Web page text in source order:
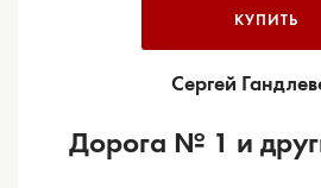
КУПИТЬ
Сергей
Дорога № 1 и